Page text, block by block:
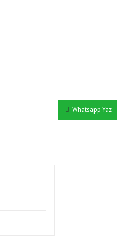
Whatsapp Yaz